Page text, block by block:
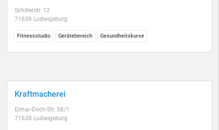
Schillerstr. 12
71638 Ludwigsburg
Fitnessstudio Gerätebereich Gesundheitskurse
Kraftmacherei
Elmar-Doch-Str. 38/1
71638 Ludwigsburg